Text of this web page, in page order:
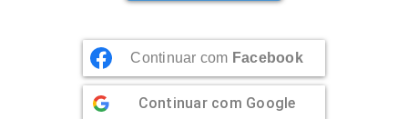
Continuar com Facebook
Continuar com Google